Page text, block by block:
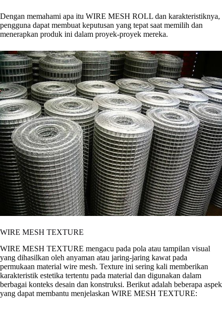
Dengan memahami apa itu WIRE MESH ROLL dan karakteristiknya,
pengguna dapat membuat keputusan yang tepat saat memilih dan
menerapkan produk ini dalam proyek-proyek mereka.
WIRE MESH TEXTURE
WIRE MESH TEXTURE mengacu pada pola atau tampilan visual
yang dihasilkan oleh anyaman atau jaring-jaring kawat pada
permukaan material wire mesh. Texture ini sering kali memberikan
karakteristik estetika tertentu pada material dan digunakan dalam
berbagai konteks desain dan konstruksi. Berikut adalah beberapa aspek
yang dapat membantu menjelaskan WIRE MESH TEXTURE: